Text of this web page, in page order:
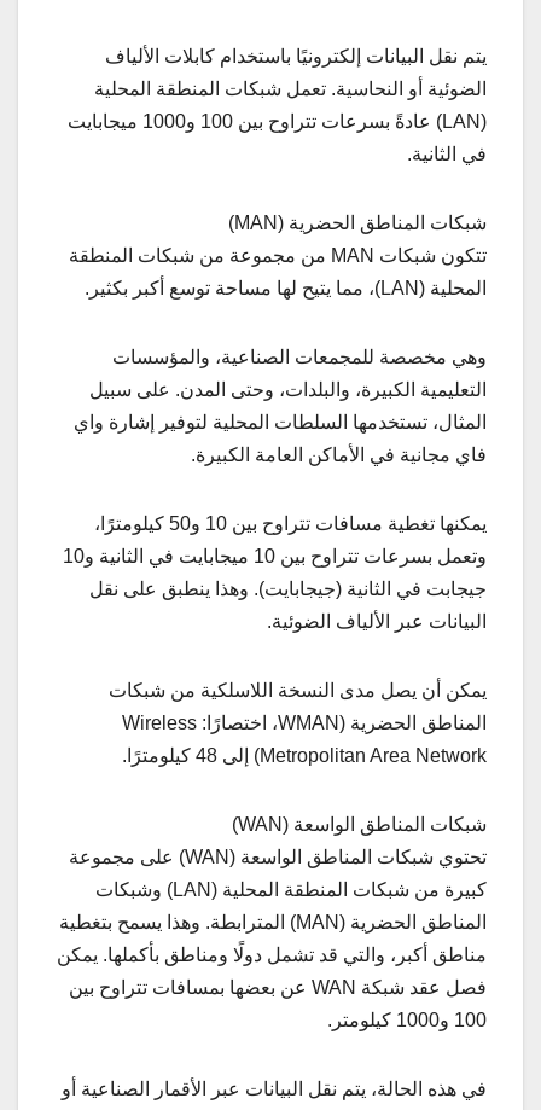
يتم نقل البيانات إلكترونيًا باستخدام كابلات الألياف
الضوئية أو النحاسية. تعمل شبكات المنطقة المحلية
(LAN) عادةً بسرعات تتراوح بين 100 و1000 ميجابايت
في الثانية.
شبكات المناطق الحضرية (MAN)
تتكون شبكات MAN من مجموعة من شبكات المنطقة
المحلية (LAN)، مما يتيح لها مساحة توسع أكبر بكثير.
وهي مخصصة للمجمعات الصناعية، والمؤسسات
التعليمية الكبيرة، والبلدات، وحتى المدن. على سبيل
المثال، تستخدمها السلطات المحلية لتوفير إشارة واي
فاي مجانية في الأماكن العامة الكبيرة.
يمكنها تغطية مسافات تتراوح بين 10 و50 كيلومترًا،
وتعمل بسرعات تتراوح بين 10 ميجابايت في الثانية و10
جيجابت في الثانية (جيجابايت). وهذا ينطبق على نقل
البيانات عبر الألياف الضوئية.
يمكن أن يصل مدى النسخة اللاسلكية من شبكات
المناطق الحضرية (WMAN، اختصارًا: Wireless
Metropolitan Area Network) إلى 48 كيلومترًا.
شبكات المناطق الواسعة (WAN)
تحتوي شبكات المناطق الواسعة (WAN) على مجموعة
كبيرة من شبكات المنطقة المحلية (LAN) وشبكات
المناطق الحضرية (MAN) المترابطة. وهذا يسمح بتغطية
مناطق أكبر، والتي قد تشمل دولًا ومناطق بأكملها. يمكن
فصل عقد شبكة WAN عن بعضها بمسافات تتراوح بين
100 و1000 كيلومتر.
في هذه الحالة، يتم نقل البيانات عبر الأقمار الصناعية أو